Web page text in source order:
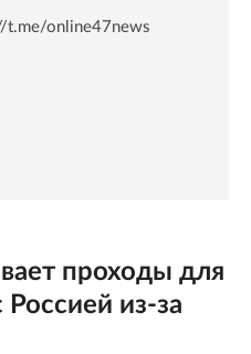
t.me/online47news
проходы для
из-за